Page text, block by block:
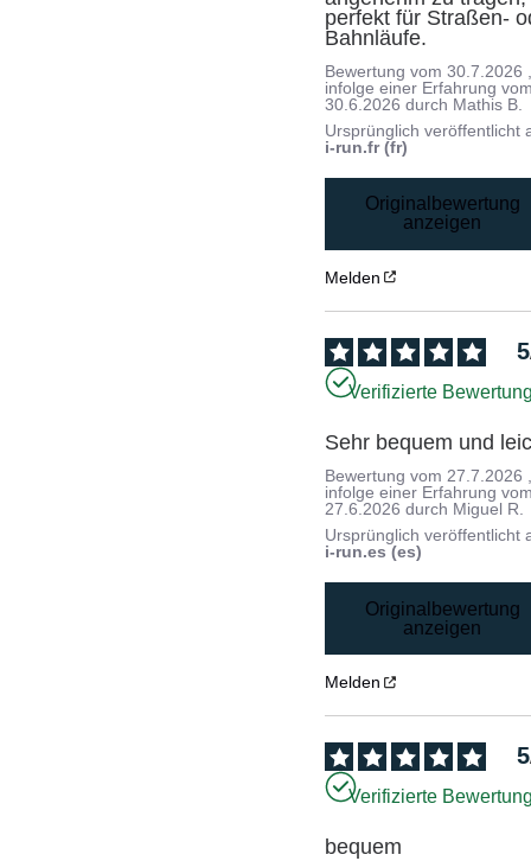
perfekt für Straßen-
Bahnläufe.
Bewertung vom30.7.2026
infolge einer Erfahrung
30.6.2026 durch Mathis B.
Ursprünglich veröffentlicht
i-run.fr (fr)
Originalbewertung
anzeigen
Melden
5
Verifizierte
Sehr bequem und
Bewertung vom 27.7.2026
infolge einer Erfahrung
27.6.2026 durch Miguel R.
Ursprünglich veröffentlicht
i-run.es (es)
Originalbewertung
anzeigen
Melden
5
Verifizierte
bequem